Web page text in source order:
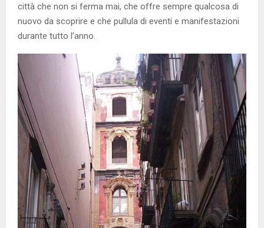
città che non si ferma mai, che offre sempre qualcosa di
nuovo da scoprire e che pullula di eventi e manifestazioni
durante tutto l’anno.